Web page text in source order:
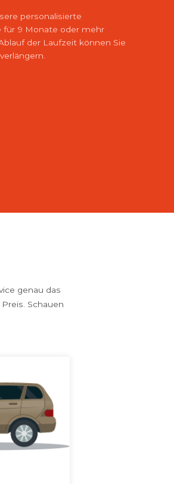
personalisierte
für 9 Monate oder mehr
der Laufzeit können Sie
genau das
Schauen